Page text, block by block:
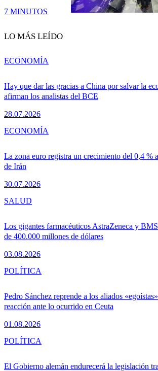
7 MINUTOS
LO MÁS LEÍDO
Hay que dar las gracias a China por salvar la
afirman los analistas del BCE
28.07.2026
ECONOMÍA
La zona euro registra un crecimiento del 0,4 %
de Irán
30.07.2026
ECONOMÍA
Los gigantes farmacéuticos AstraZeneca y
de 400.000 millones de dólares
03.08.2026
SALUD
Pedro Sánchez reprende a los aliados
reacción ante lo ocurrido en Ceuta
01.08.2026
POLÍTICA
El Gobierno alemán endurecerá la legislación
POLÍTICA